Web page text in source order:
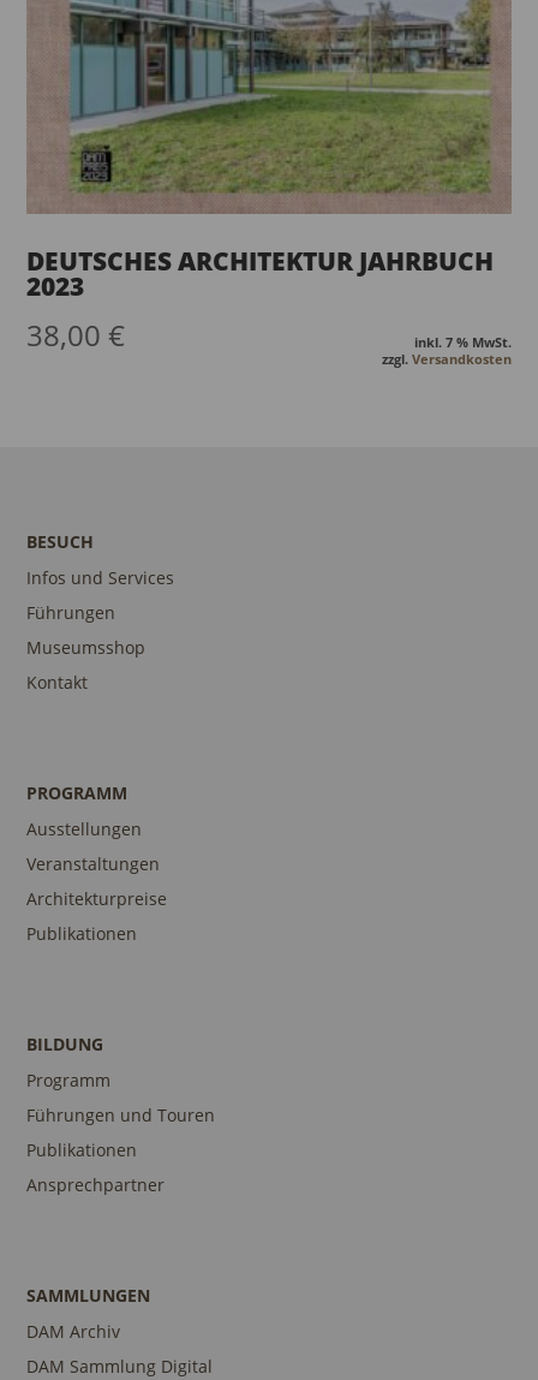
DEUTSCHES ARCHITEKTUR JAHRBUCH
2023
38,00€
inkl. 7 % MwSt.
zzgl. Versandkosten
BESUCH
Infos und Services
Führungen
Museumsshop
Kontakt
PROGRAMM
Ausstellungen
Veranstaltungen
Architekturpreise
Publikationen
BILDUNG
Programm
Führungen und Touren
Publikationen
Ansprechpartner
SAMMLUNGEN
DAM Archiv
DAM Sammlung Digital